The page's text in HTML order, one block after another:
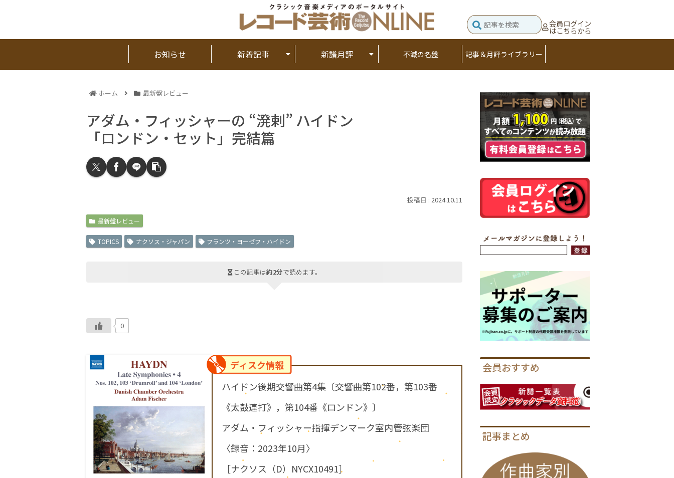
会員ログイン
はこちらから
お知らせ 新着記事 新譜月評 不滅の名盤 記事＆月評ライブラリー
ホーム 最新盤レビュー
アダム・フィッシャーの “溌剌” ハイドン
「ロンドン・セット」完結篇
2024.10.11
最新盤レビュー
TOPICS ナクソス・ジャパン フランツ・ヨーゼフ・ハイドン
この記事は約2分で読めます。
0
ディスク情報
ハイドン後期交響曲第4集〔交響曲第102番，第103番
《太鼓連打》，第104番《ロンドン》〕
アダム・フィッシャー指揮デンマーク室内管弦楽団
〈録音：2023年10月〉
［ナクソス（D）NYCX10491］
会員おすすめ
記事まとめ